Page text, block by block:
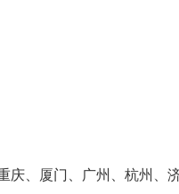
庆、厦门、广州、杭州、